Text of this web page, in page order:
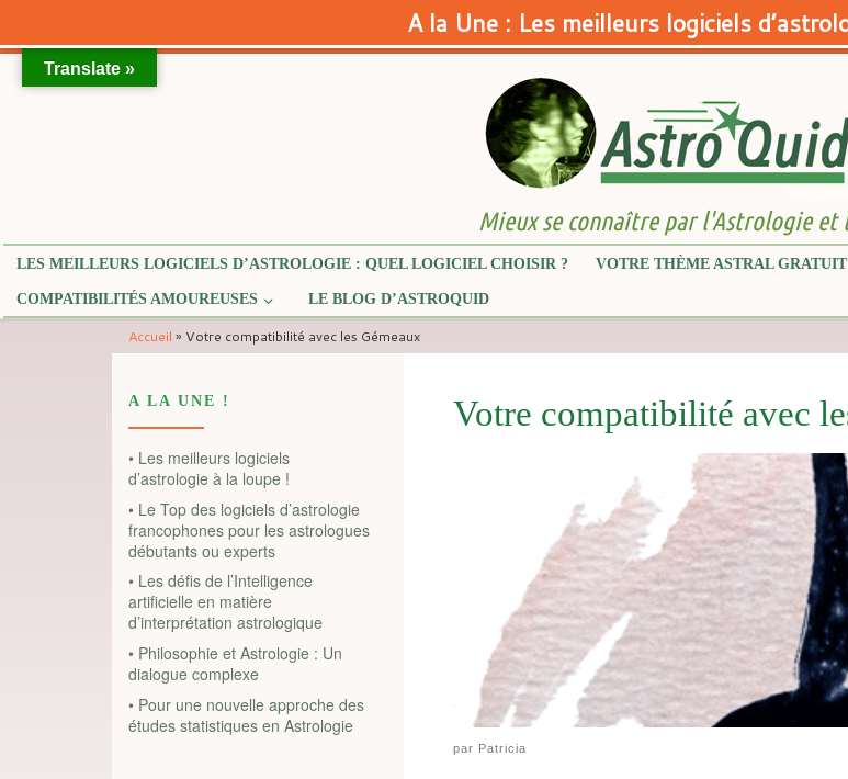
Skip to content
Mieux se connaître par l'Astrologie et
LES MEILLEURS LOGICIELS D’ASTROLOGIE : QUEL LOGICIEL CHOISIR ? VOTRE THÈME ASTRAL GRATUIT
COMPATIBILITÉS AMOUREUSES
LE BLOG D’ASTROQUID
Accueil » Votre compatibilité avec les Gémeaux
Votre compatibilité avec
par Patricia
A LA UNE !
• Les meilleurs logiciels
d’astrologie à la loupe !
• Le Top des logiciels d’astrologie
francophones pour les astrologues
débutants ou experts
• Les défis de l’Intelligence
artificielle en matière
d’interprétation astrologique
• Philosophie et Astrologie : Un
dialogue complexe
• Pour une nouvelle approche des
études statistiques en Astrologie
Translate »
A la Une : Les meilleurs logiciels